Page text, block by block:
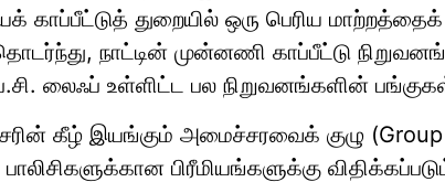
காப்பீட்டுத் துறையில் ஒரு பெரிய
நாட்டின் முன்னணி காப்பீட்டு
லைஃப் உள்ளிட்ட பல நிறுவனங்களின்
கீழ் இயங்கும் அமைச்சரவைக் குழு
பிரீமியங்களுக்கு